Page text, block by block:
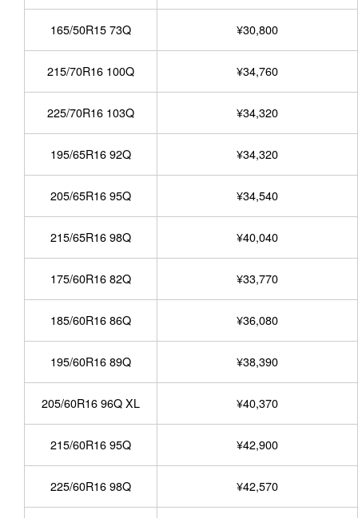
165/50R15 73Q ¥30,800
215/70R16 100Q ¥34,760
225/70R16 103Q ¥34,320
195/65R16 92Q ¥34,320
205/65R16 95Q ¥34,540
215/65R16 98Q ¥40,040
175/60R16 82Q ¥33,770
185/60R16 86Q ¥36,080
195/60R16 89Q ¥38,390
205/60R16 96Q XL ¥40,370
215/60R16 95Q ¥42,900
225/60R16 98Q ¥42,570